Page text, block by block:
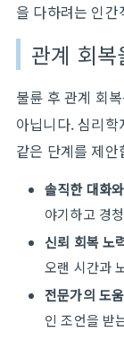
을 다하려는 인
관계 회
불륜 후 관계 회
아닙니다. 심리
같은 단계를 제안
솔직한 대화
야기하고 경
신뢰 회복 노
오랜 시간과
전문가의 도움
인 조언을 받